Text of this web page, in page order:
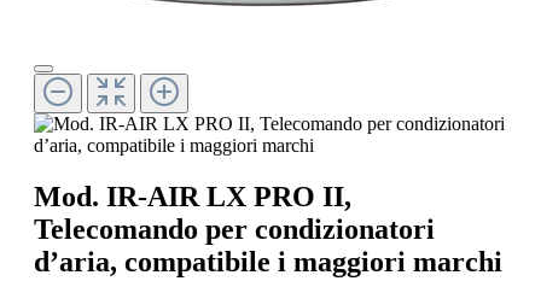
Mod. IR-AIR LX PRO II,
Telecomando per condizionatori
d’aria, compatibile i maggiori marchi